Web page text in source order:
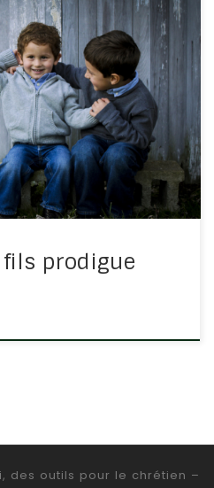
dont on parle. D’ailleurs,
et son frère joue le rôle
pense qu’à lui. Luc 15/29-
que […]
prodigue
des outils pour le chrétien –